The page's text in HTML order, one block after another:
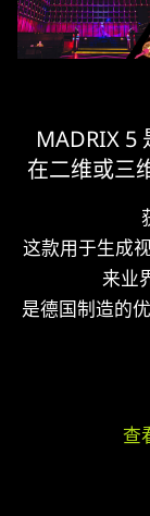
MADRIX 5
在二维或三
这款用于生成
来业
是德国制造的
查